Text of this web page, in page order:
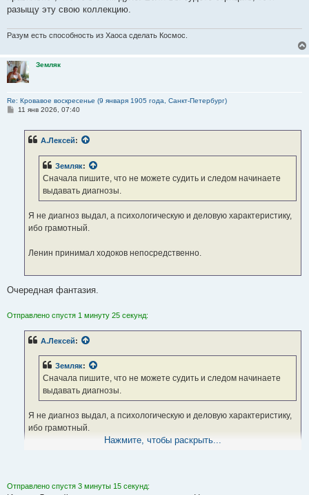
разыщу эту свою коллекцию.
Разум есть способность из Хаоса сделать Космос.
Земляк
Re: Кровавое воскресенье (9 января 1905 года, Санкт-Петербург)
С11 янв 2026, 07:40
А.Лексей:
Земляк:
Сначала пишите, что не можете судить и следом начинаете
выдавать диагнозы.
Я не диагноз выдал, а психологическую и деловую характеристику,
ибо грамотный.
Ленин принимал ходоков непосредственно.
Очередная фантазия.
Отправлено спустя 1 минуту 25 секунд:
А.Лексей:
Земляк:
Сначала пишите, что не можете судить и следом начинаете
выдавать диагнозы.
Я не диагноз выдал, а психологическую и деловую характеристику,
ибо грамотный.
оргвопросов.
Нажмите, чтобы раскрыть...
Отправлено спустя 3 минуты 15 секунд: